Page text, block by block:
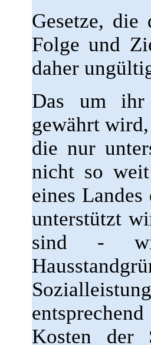
Gesetze,
Folge und
daher
Das um ihr
gewährt
die nur
nicht so weit
eines
unterstützt
sind -
Kosten der